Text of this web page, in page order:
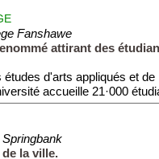
Fanshawe
attirant des
études d'arts appliqués et de
accueille 21·000
la ville.